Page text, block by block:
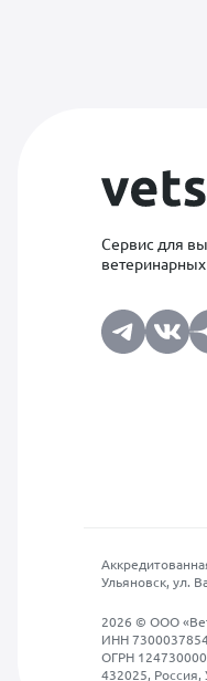
Сервис для
Ульяновск, ул.
2026 © ООО
ИНН
ОГРН
432025, Россия,